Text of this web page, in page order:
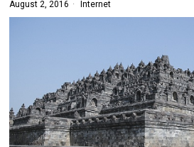
August 2, 2016 Internet